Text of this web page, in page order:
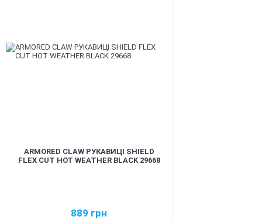
ARMORED CLAW РУКАВИЦІ SHIELD
FLEX CUT HOT WEATHER BLACK 29668
889 грн